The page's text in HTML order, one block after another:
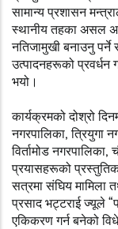
सामान्य प्रशासन
स्थानीय तहका असल
नतिजामुखी बनाउनु
उत्पादनहरूको प्रवर्धन
भयो।
कार्यक्रमको दोश्रो
नगरपालिका, त्रियुगा
विर्तामोड
प्रयासहरूको
सत्रमा संघिय मामिला
प्रसाद भट्टराई ज्यूले
एकिकरण गर्न बनेको